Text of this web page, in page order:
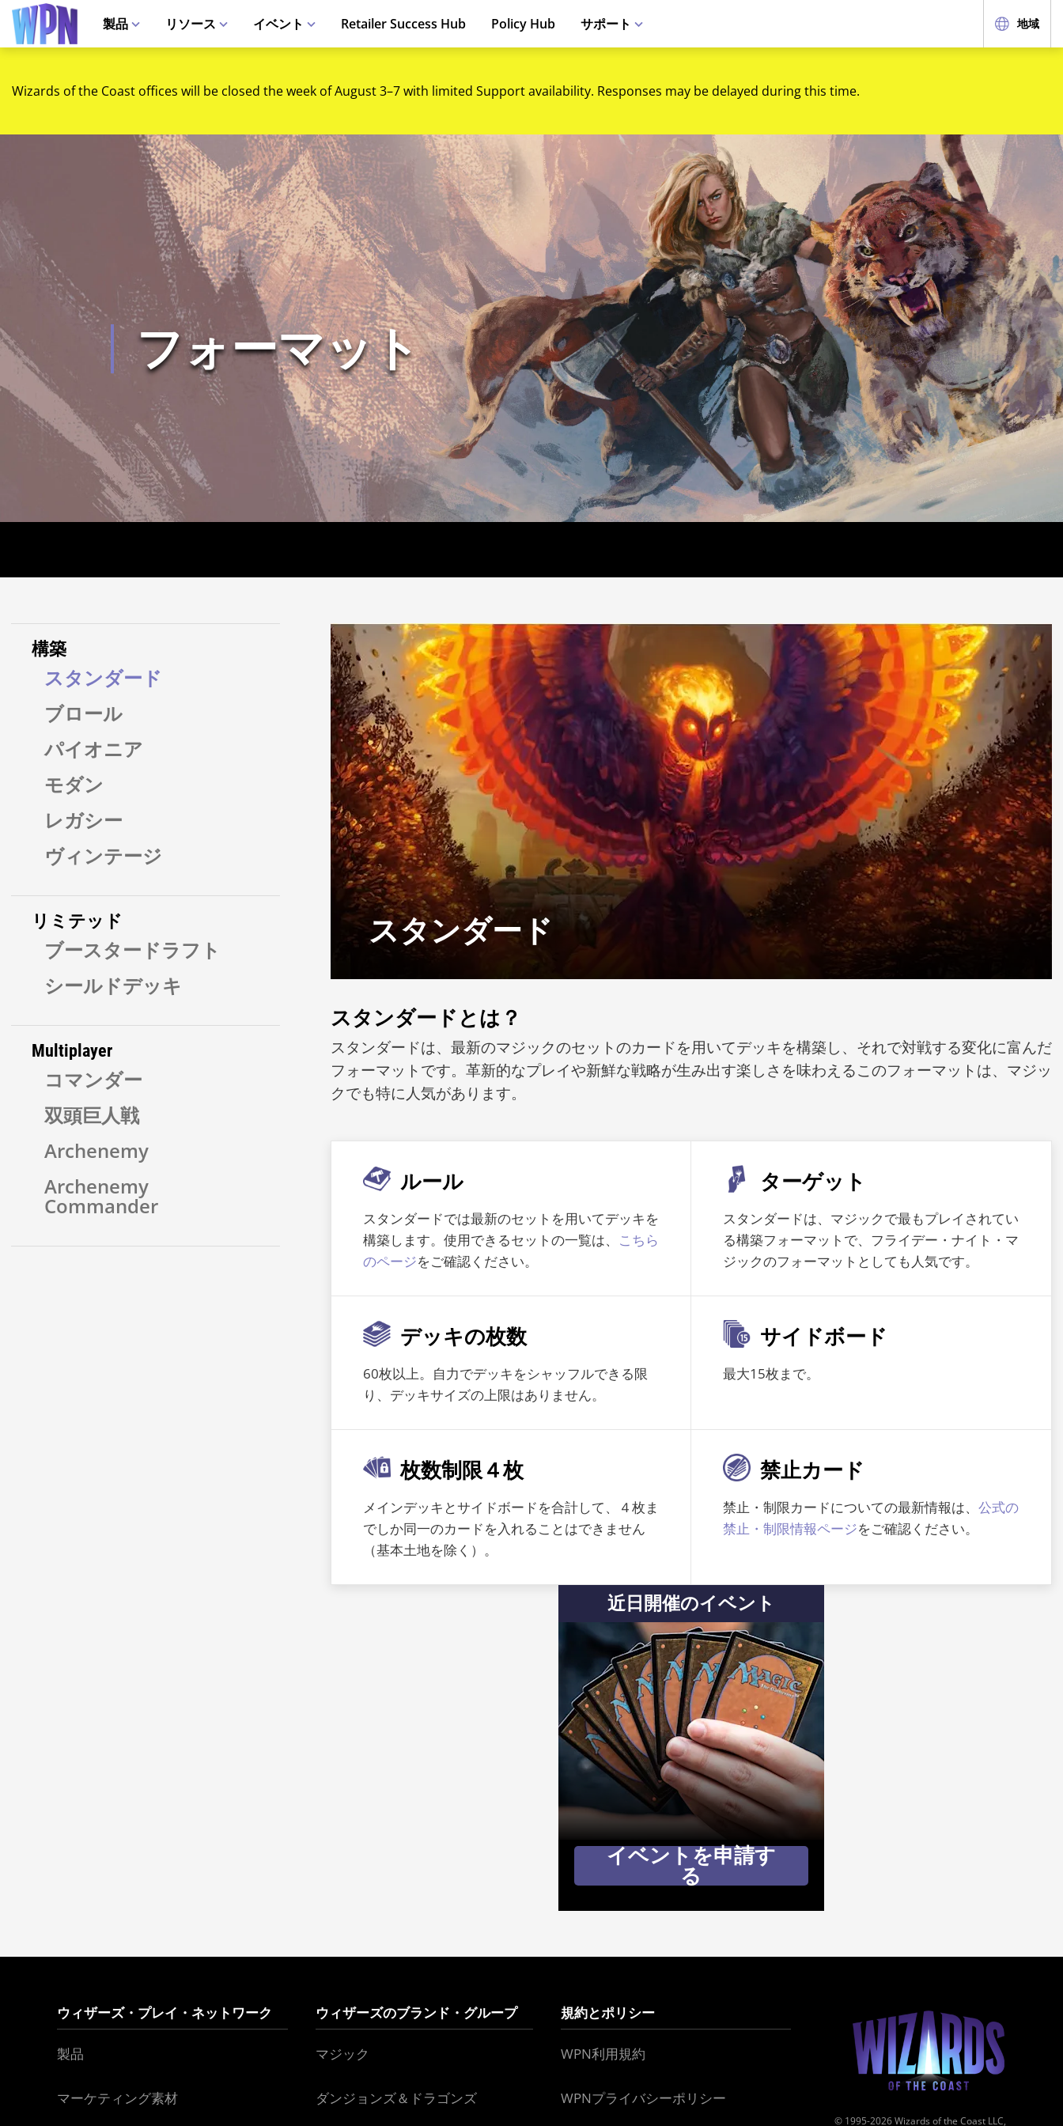
製品 リソース イベント Retailer Success Hub Policy Hub サポート 地域
Wizards of the Coast offices will be closed the week of August 3–7 with limited Support availability. Responses may be delayed during this time.
フォーマット
構築
スタンダード
ブロール
パイオニア
モダン
レガシー
ヴィンテージ
リミテッド
ブースタードラフト
シールドデッキ
Multiplayer
コマンダー
双頭巨人戦
Archenemy
Archenemy
Commander
スタンダード
スタンダードとは？
スタンダードは、最新のマジックのセットのカードを用いてデッキを構築し、それで対戦する変化に富んだ
フォーマットです。革新的なプレイや新鮮な戦略が生み出す楽しさを味わえるこのフォーマットは、マジッ
クでも特に人気があります。
ルール
スタンダードでは最新のセットを用いてデッキを
構築します。使用できるセットの一覧は、
こちら
のページをご確認ください。
ターゲット
スタンダードは、マジックで最もプレイされてい
る構築フォーマットで、フライデー・ナイト・マ
ジックのフォーマットとしても人気です。
デッキの枚数
60枚以上。自力でデッキをシャッフルできる限
り、デッキサイズの上限はありません。
サイドボード
最大15枚まで。
枚数制限４枚
メインデッキとサイドボードを合計して、４枚ま
でしか同一のカードを入れることはできません
（基本土地を除く）。
禁止カード
禁止・制限カードについての最新情報は、 公式の
禁止・制限情報ページをご確認ください。
近日開催のイベント
イベントを申請す
る
ウィザーズ・プレイ・ネットワーク
製品
マーケティング素材
ウィザーズのブランド・グループ
マジック
ダンジョンズ＆ドラゴンズ
規約とポリシー
WPN利用規約
WPNプライバシーポリシー
© 1995-2026 Wizards of the Coast LLC,